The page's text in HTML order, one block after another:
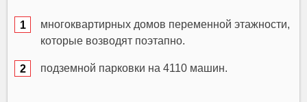
многоквартирных домов переменной этажности,
которые возводят поэтапно.
подземной парковки на 4110 машин.